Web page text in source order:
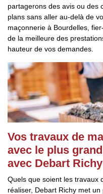
partagerons des avis ou des
plans sans aller au-delà de
maçonnerie à Bourdelles,
de la meilleure des
hauteur de vos demandes.
Vos travaux de
avec le plus
avec Debart
Quels que soient les travaux
réaliser, Debart Richy met